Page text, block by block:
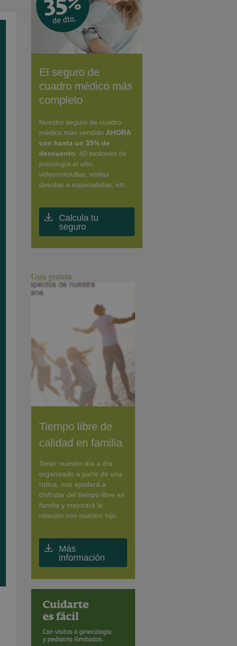
El seguro de
cuadro médico más
completo
Nuestro seguro de cuadro
médico más vendido AHORA
con hasta un 35% de
descuento: 40 sesiones de
psicología al año,
videoconsultas, visitas
directas a especialistas, etc...
Calcula tu
seguro
Guía gratuita
Tiempo libre de
calidad en familia
Tener nuestro día a día
organizado a partir de una
rutina, nos ayudará a
disfrutar del tiempo libre en
familia y mejorará la
relación con nuestro hijo.
Más
información